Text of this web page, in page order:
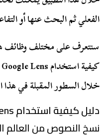
الفعلي ثم البحث عنها أو
سنتعرف على مختلف وظائف
خلال السطور المقبلة في هذا
دليل كيفية استخدام Google Lens
نسخ النصوص من العالم